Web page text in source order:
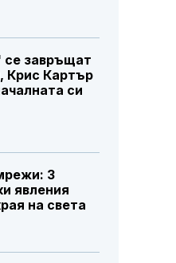
завръщат
Крис Картър
си
3
явления
на света